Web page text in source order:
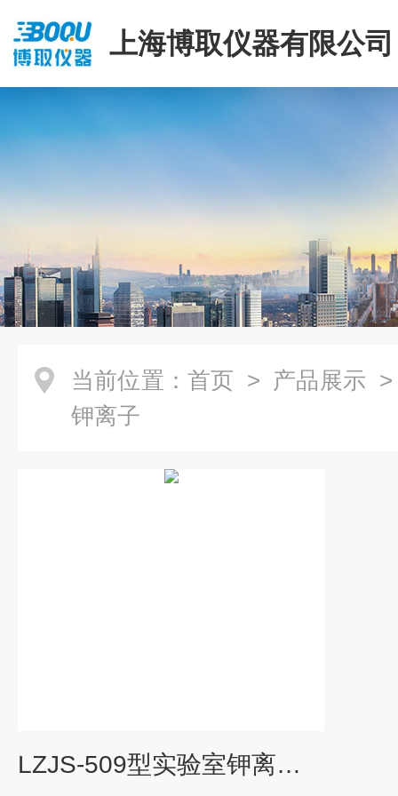
上海博取仪器有限公司
当前位置： 首页 > 产品展示
钾离子
LZJS-509型实验室钾离子浓度计